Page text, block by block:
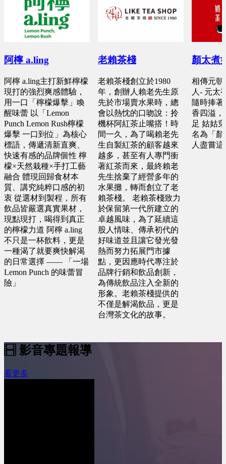
阿檸 a.ling
阿檸 a.ling主打新鮮檸檬
現打的強烈爽感體驗，
用一口「檸檬爆擊」喚
醒味蕾 以「Lemon
Punch Lemon Rush檸檬
爆擊 一口到位」為核心
標語，傳遞清新直爽、
快速有感的品牌個性 檸
檬×天然栽種×手打工藝
融合 體現回歸食材本
質、講究純粹口感的初
衷 從選材到製程，所有
飲品皆嚴選真實果材，
現點現打，喝得到真正
的檸檬力道 阿檸 a.ling
不只是一杯飲料，更是
一種渴了就要爽快解渴
的日常選擇 —— 「一場
Lemon Punch 的味蕾冒
險」
老賴茶棧
老賴茶棧創立於1980
年，創辦人賴老先生原
先於市場賣水果時，總
會以熱忱的口吻說：拎
機杯阿紅茶止嘴搭！時
間一久，為了喝賴老先
生自製紅茶的顧客越來
越多，甚至有人專門衝
著紅茶而來，最終賴老
先生捨棄了經營多年的
水果攤，轉而創立了老
賴茶棧。 老賴茶棧致力
於保留第一代所建立的
卓越風味，為了延續這
股人情味、傳承初代的
好味道並且讓它發光發
熱而努力拓展門市據
點，更因應時代專注於
品牌行銷和飲品創新，
為傳統飲品注入全新的
形象。老賴茶棧提供的
不僅是解渴飲品，更是
台灣茶文化的故事。
顏太煮
相傳元朝
人- 元太
隨時捧
香四溢，
足 姑姑
名為「顏
人盡嘗
影音專題報導
看更多